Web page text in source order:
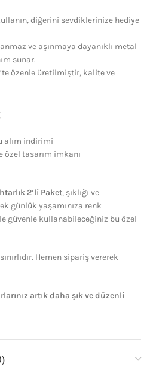
diğerini sevdiklerinize hediye
ve aşınmaya dayanıklı metal
sunar.
özenle üretilmiştir, kalite ve
alım indirimi
özel tasarım imkanı
2’li Paket, şıklığı ve
günlük yaşamınıza renk
güvenle kullanabileceğiniz bu özel
Hemen sipariş vererek
artık daha şık ve düzenli